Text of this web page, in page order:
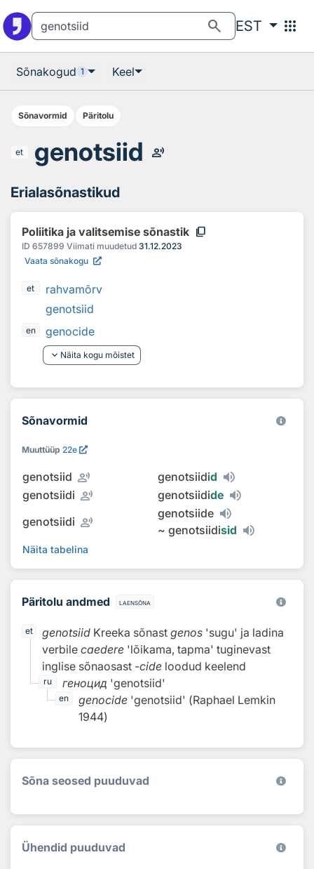
search EST apps
Sõnakogud 1 Keel
Sõnavormid Päritolu
et genotsiid record_voice_over
Erialasõnastikud
Poliitika ja valitsemise sõnastik content_copy
ID 657899 Viimati muudetud 31.12.2023
Vaata sõnakogu
et
rahvamõrv
genotsiid
en
genocide
keyboard_arrow_down Näita kogu mõistet
Sõnavormid
Muuttüüp 22e
genotsiid record_voice_over genotsiidid
genotsiidi record_voice_over genotsiidide
genotsiidi record_voice_over
genotsiide
~ genotsiidisid
Näita tabelina
Päritolu andmed laensõna
et genotsiid Kreeka sõnastgenos 'sugu' ja ladina
verbilecaedere 'lõikama, tapma' tuginevast
inglise sõnaosast -cide loodud keelend
ru геноцид 'genotsiid'
en genocide 'genotsiid' (Raphael Lemkin
1944)
Sõna seosed puuduvad
Ühendid puuduvad